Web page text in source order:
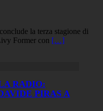
la terza stagione di
Former con […]
RADIO:
PIRAS A